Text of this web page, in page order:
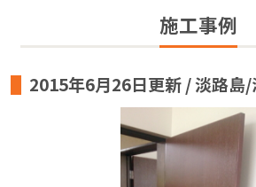
施工事例
2015年6月26日更新 / 淡路島/